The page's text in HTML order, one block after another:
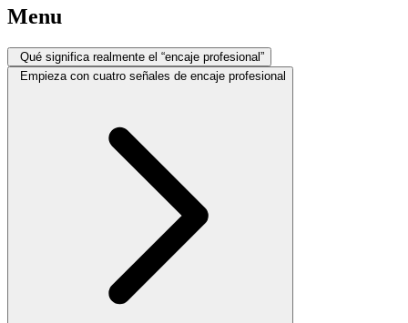
Menu
Qué significa realmente el “encaje profesional”
Empieza con cuatro señales de encaje profesional